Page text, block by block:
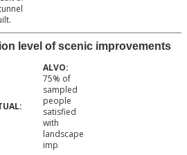
level of scenic improvements
75% of
sampled
people
satisfied
with
landscape
imp